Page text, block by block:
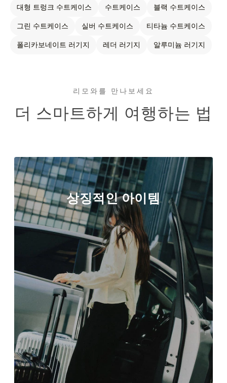
대형 트렁크 수트케이스 수트케이스 블랙 수트케이스
그린 수트케이스 실버 수트케이스 티타늄 수트케이스
폴리카보네이트 러기지 레더 러기지 알루미늄 러기지
리모와를 만나보세요
더 스마트하게 여행하는 법
상징적인 아이템